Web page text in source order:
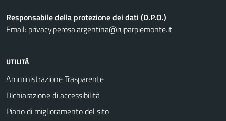
Responsabile della protezione dei dati (D.P.O.)
Email: privacy.perosa.argentina@ruparpiemonte.it
UTILITÀ
Amministrazione Trasparente
Dichiarazione di accessibilità
Piano di miglioramento del sito